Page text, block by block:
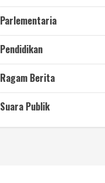
Parlementaria
Pendidikan
Ragam Berita
Suara Publik